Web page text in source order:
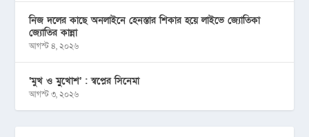
নিজ দলের কাছে অনলাইনে হেনস্তার শিকার হয়ে লাইভে জ্যোতিকা
জ্যোতির কান্না
আগস্ট ৪, ২০২৬
‘মুখ ও মু্খোশ’ : স্বপ্নের সিনেমা
আগস্ট ৩, ২০২৬